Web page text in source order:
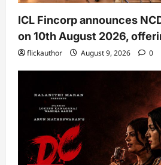
ICL Fincorp announces
on 10th August 2026,
flickauthor August 9, 2026 0